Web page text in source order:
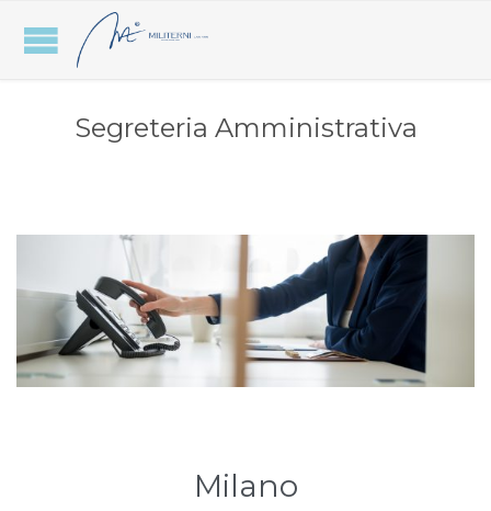
Segreteria Amministrativa
Milano